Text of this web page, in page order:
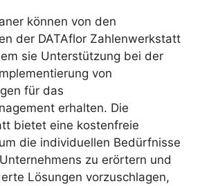
können von den
der DATAflor Zahlenwerkstatt
sie Unterstützung bei der
von
für das
erhalten. Die
bietet eine kostenfreie
die individuellen Bedürfnisse
zu erörtern und
Lösungen vorzuschlagen,